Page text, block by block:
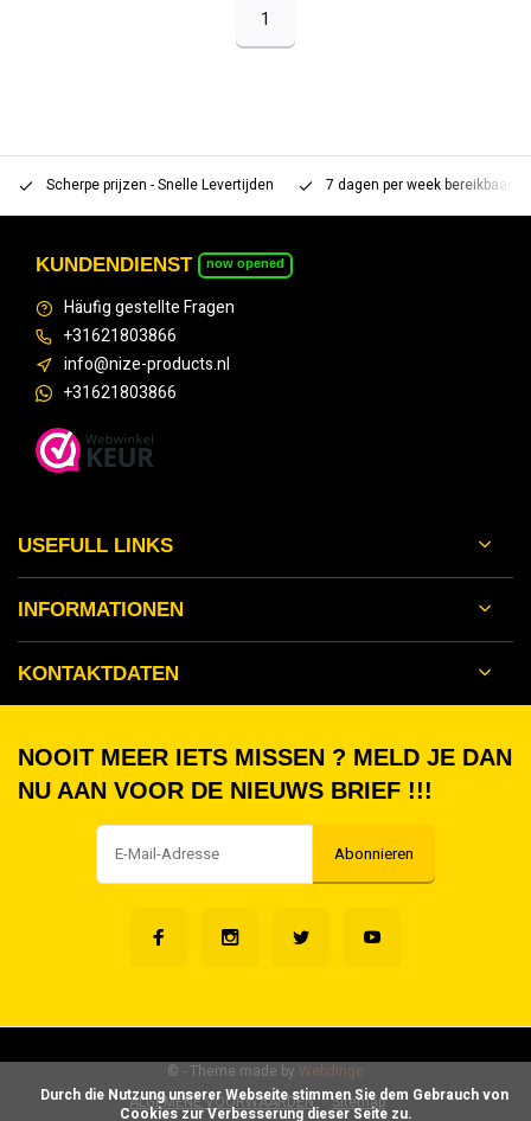
1
Scherpe prijzen - Snelle Levertijden 7 dagen per week bereikbaar
KUNDENDIENST now opened
Häufig gestellte Fragen
+31621803866
info@nize-products.nl
+31621803866
USEFULL LINKS
INFORMATIONEN
KONTAKTDATEN
NOOIT MEER IETS MISSEN ? MELD JE DAN
NU AAN VOOR DE NIEUWS BRIEF !!!
Abonnieren
ALGEMENE VOORWAARDEN Sitemap
© - Theme made by Webdinge
Cookies zur Verbesserung dieser Seite zu.